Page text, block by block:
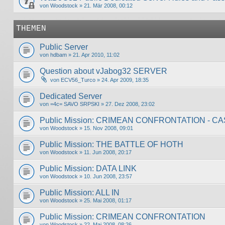
von Woodstock » 21. Mär 2008, 00:12
THEMEN
Public Server
von hdbam » 21. Apr 2010, 11:02
Question about vJabog32 SERVER
von ECV56_Turco » 24. Apr 2009, 18:35
Dedicated Server
von =4c= SAVO SRPSKI » 27. Dez 2008, 23:02
Public Mission: CRIMEAN CONFRONTATION -
von Woodstock » 15. Nov 2008, 09:01
Public Mission: THE BATTLE OF HOTH
von Woodstock » 11. Jun 2008, 20:17
Public Mission: DATA LINK
von Woodstock » 10. Jun 2008, 23:57
Public Mission: ALL IN
von Woodstock » 25. Mai 2008, 01:17
Public Mission: CRIMEAN CONFRONTATION